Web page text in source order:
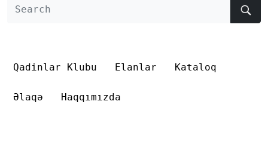
Qadinlar Klubu Elanlar Kataloq
Əlaqə Haqqımızda